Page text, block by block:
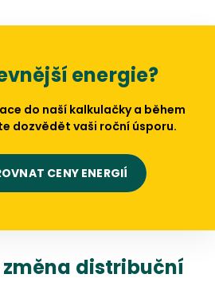
energie?
do naší kalkulačky a během
dozvědět vaši roční úsporu.
CENY ENERGIÍ
distribuční